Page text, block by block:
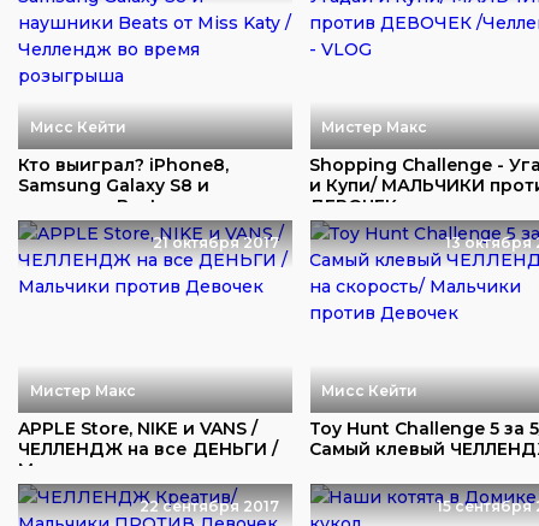
Мисс Кейти
Кто выиграл? iPhone8,
Samsung Galaxy S8 и
наушники Beats от ...
Мистер Макс
Shopping Challenge -
и Купи/ МАЛЬЧИКИ
ДЕВОЧЕК ...
21 октября 2017
Мистер Макс
APPLE Store, NIKE и VANS /
ЧЕЛЛЕНДЖ на все ДЕНЬГИ /
Мальчики...
13 октября
Мисс Кейти
Toy Hunt Challenge 5 за
Самый клевый
22 сентября 2017 15 сентября